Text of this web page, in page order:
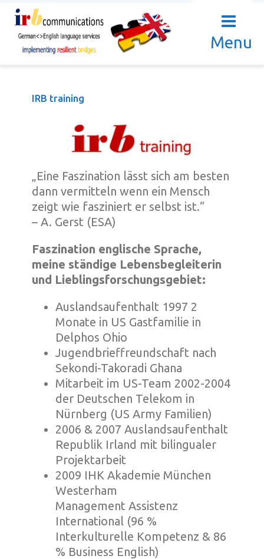
Menu
IRB training
„Eine Faszination lässt sich am besten
dann vermitteln wenn ein Mensch
zeigt wie fasziniert er selbst ist.“
– A. Gerst (ESA)
Faszination englische Sprache,
meine ständige Lebensbegleiterin
und Lieblingsforschungsgebiet:
️Auslandsaufenthalt 1997 2
Monate in US Gastfamilie in
Delphos Ohio
️Jugendbrieffreundschaft nach
Sekondi-Takoradi Ghana
️Mitarbeit im US-Team 2002-2004
der Deutschen Telekom in
Nürnberg (US Army Familien)
️2006 & 2007 Auslandsaufenthalt
Republik Irland mit bilingualer
Projektarbeit
️2009 IHK Akademie München
Westerham
Management Assistenz
International (96 %
Interkulturelle Kompetenz & 86
% Business English)